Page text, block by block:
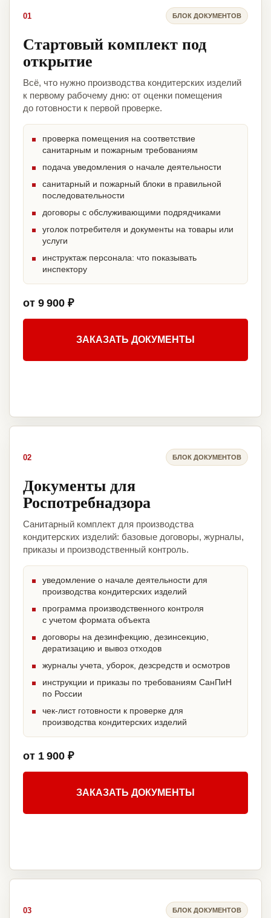
01 БЛОК ДОКУМЕНТОВ
Стартовый комплект под
открытие
Всё, что нужно производства кондитерских изделий
к первому рабочему дню: от оценки помещения
до готовности к первой проверке.
проверка помещения на соответствие
санитарным и пожарным требованиям
подача уведомления о начале деятельности
санитарный и пожарный блоки в правильной
последовательности
договоры с обслуживающими подрядчиками
уголок потребителя и документы на товары или
услуги
инструктаж персонала: что показывать
инспектору
от 9 900 ₽
ЗАКАЗАТЬ ДОКУМЕНТЫ
02 БЛОК ДОКУМЕНТОВ
Документы для
Роспотребнадзора
Санитарный комплект для производства
кондитерских изделий: базовые договоры, журналы,
приказы и производственный контроль.
уведомление о начале деятельности для
производства кондитерских изделий
программа производственного контроля
с учетом формата объекта
договоры на дезинфекцию, дезинсекцию,
дератизацию и вывоз отходов
журналы учета, уборок, дезсредств и осмотров
инструкции и приказы по требованиям СанПиН
по России
чек-лист готовности к проверке для
производства кондитерских изделий
от 1 900 ₽
ЗАКАЗАТЬ ДОКУМЕНТЫ
03 БЛОК ДОКУМЕНТОВ